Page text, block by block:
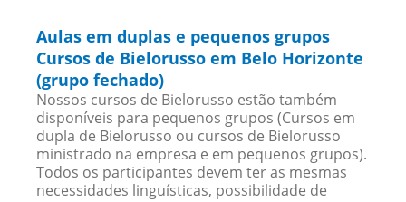
Aulas em duplas e pequenos grupos
Cursos de Bielorusso em Belo Horizonte
(grupo fechado)
Nossos cursos de Bielorusso estão também
disponíveis para pequenos grupos (Cursos em
dupla de Bielorusso ou cursos de Bielorusso
ministrado na empresa e em pequenos grupos).
Todos os participantes devem ter as mesmas
necessidades linguísticas, possibilidade de